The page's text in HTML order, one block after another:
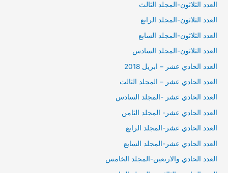
العدد الثلاثون-المجلد الثالث
العدد الثلاثون-المجلد الرابع
العدد الثلاثون-المجلد السابع
العدد الثلاثون-المجلد السادس
العدد الحادي عشر – ابريل 2018
العدد الحادي عشر – المجلد الثالث
العدد الحادي عشر -المجلد السادس
العدد الحادي عشر- المجلد الثامن
العدد الحادي عشر-المجلد الرابع
العدد الحادي عشر-المجلد السابع
العدد الحادي والاربعين-المجلد الخامس